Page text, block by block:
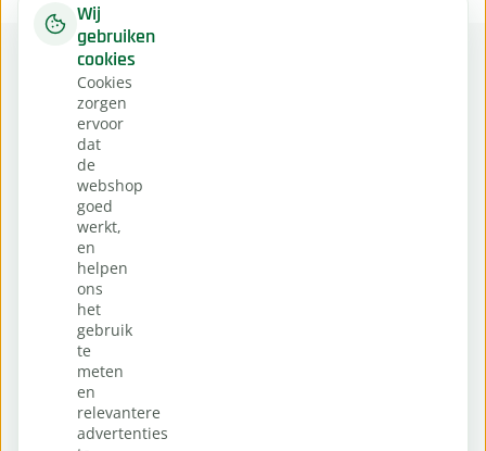
Wij
gebruiken
cookies
Cookies
zorgen
ervoor
dat
de
webshop
goed
werkt,
en
helpen
ons
het
gebruik
te
meten
en
relevantere
advertenties